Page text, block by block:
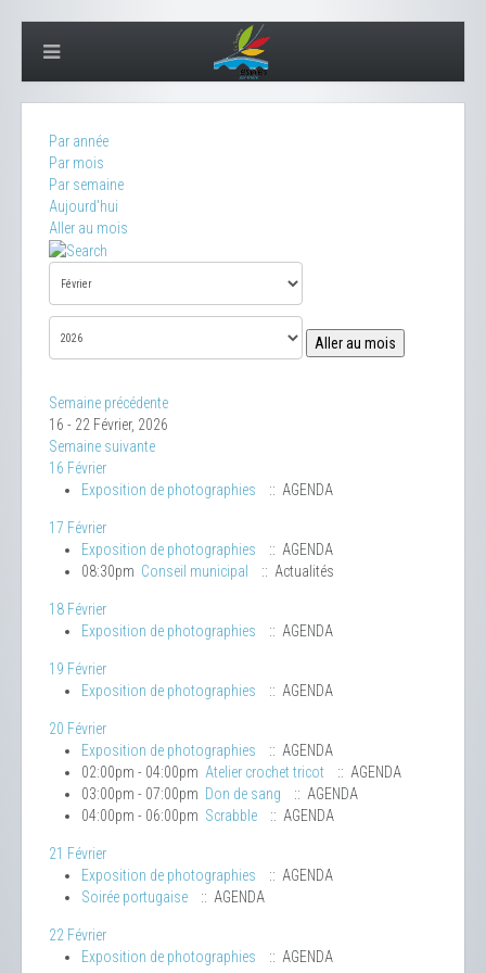
Par année
Par mois
Par semaine
Aujourd'hui
Aller au mois
Aller au mois
Semaine précédente
16 - 22 Février, 2026
Semaine suivante
16 Février
Exposition de photographies
:: AGENDA
17 Février
Exposition de photographies
:: AGENDA
08:30pm Conseil municipal :: Actualités
18 Février
Exposition de photographies
:: AGENDA
19 Février
Exposition de photographies
:: AGENDA
20 Février
Exposition de photographies
:: AGENDA
02:00pm - 04:00pm Atelier crochet tricot
:: AGENDA
03:00pm - 07:00pm Don de sang
:: AGENDA
04:00pm - 06:00pm Scrabble :: AGENDA
21 Février
Exposition de photographies
:: AGENDA
Soirée portugaise
:: AGENDA
22 Février
Exposition de photographies
:: AGENDA